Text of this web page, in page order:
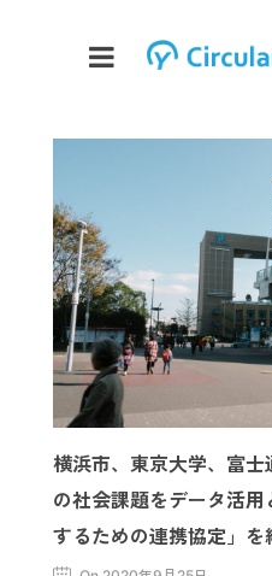
横浜市、東京大学、富
の社会課題をデータ活
するための連携協定」を